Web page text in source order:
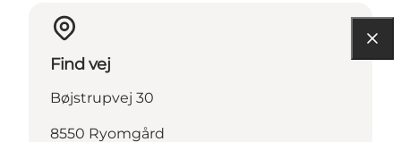
Find vej
Bøjstrupvej 30
8550 Ryomgård